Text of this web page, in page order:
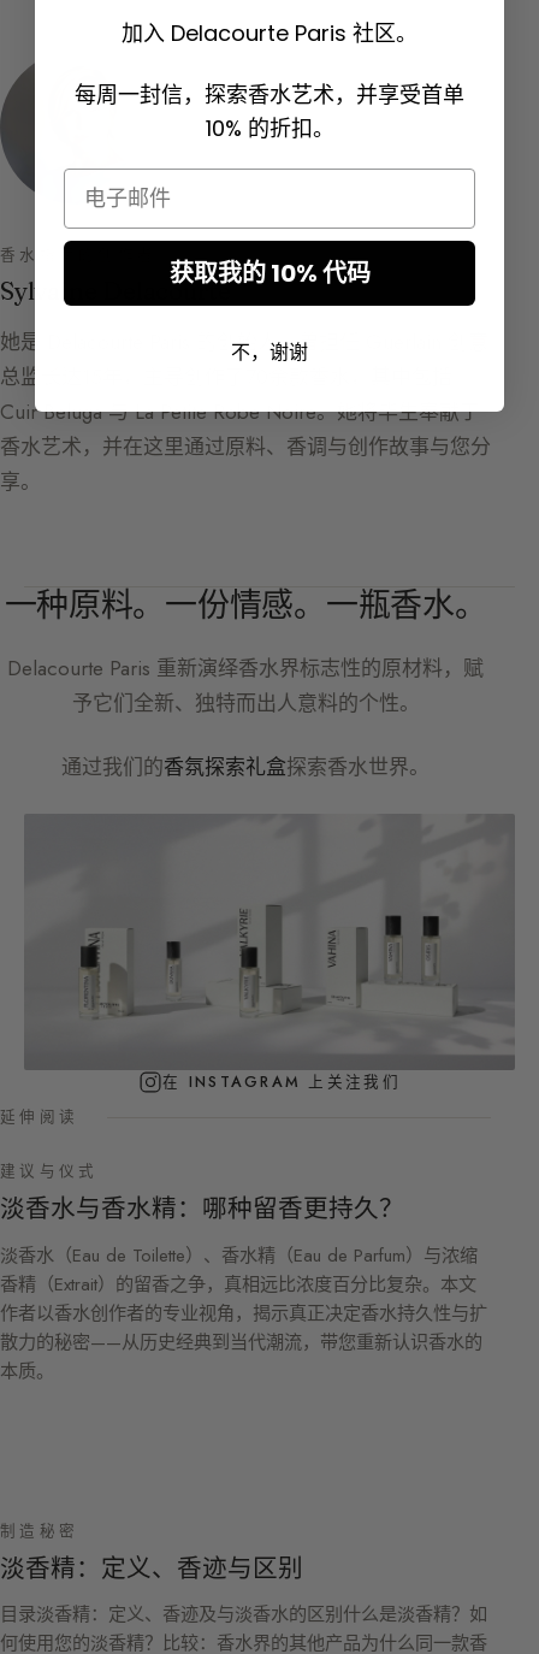
香水指南的创作者
Sylvaine Delacourte
她是 Delacourte Paris 的创始人，曾担任 Guerlain 创意
总监长达15年，主导创作了70余款香水，其中包括
Cuir Beluga 与 La Petite Robe Noire。她将毕生奉献于
香水艺术，并在这里通过原料、香调与创作故事与您分
享。
一种原料。一份情感。一瓶香水。
Delacourte Paris 重新演绎香水界标志性的原材料，赋
予它们全新、独特而出人意料的个性。
通过我们的香氛探索礼盒探索香水世界。
在 INSTAGRAM 上关注我们
延伸阅读
建议与仪式
淡香水与香水精：哪种留香更持久？
淡香水（Eau de Toilette）、香水精（Eau de Parfum）与浓缩
香精（Extrait）的留香之争，真相远比浓度百分比复杂。本文
作者以香水创作者的专业视角，揭示真正决定香水持久性与扩
散力的秘密——从历史经典到当代潮流，带您重新认识香水的
本质。
制造秘密
淡香精：定义、香迹与区别
目录淡香精：定义、香迹及与淡香水的区别什么是淡香精？如
何使用您的淡香精？比较：香水界的其他产品为什么同一款香
加入 Delacourte Paris 社区。
每周一封信，探索香水艺术，并享受首单
10% 的折扣。
Email
获取我的 10% 代码
不，谢谢